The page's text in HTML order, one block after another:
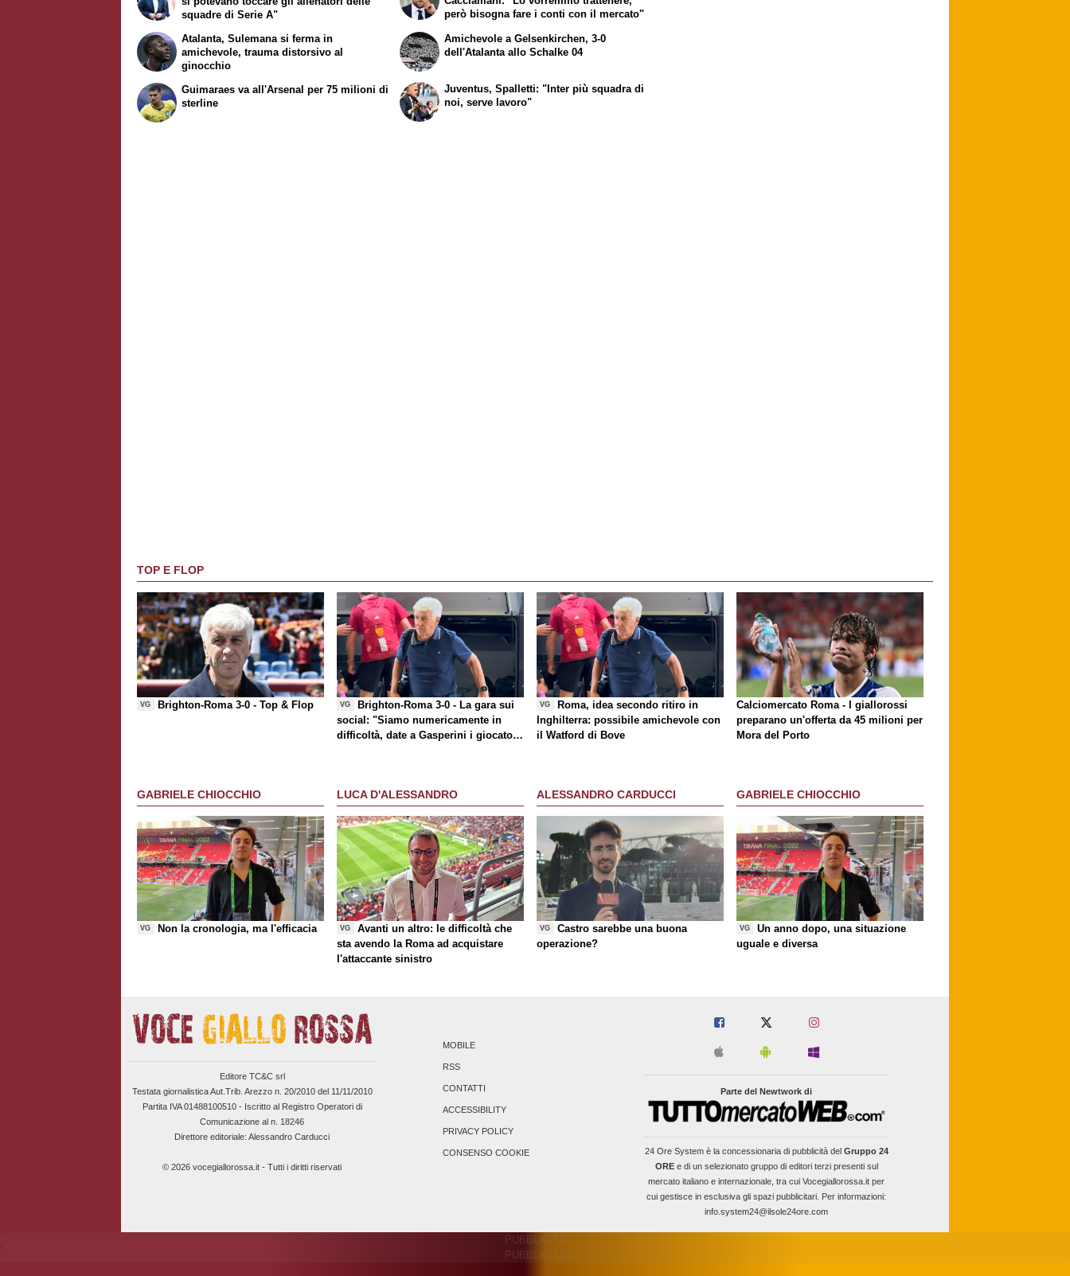
squadre di Serie A"
però bisogna fare i conti con il mercato"
Atalanta, Sulemana si ferma in
amichevole, trauma distorsivo al
ginocchio
Guimaraes va all'Arsenal per 75 milioni di
sterline
Amichevole a Gelsenkirchen, 3-0
dell'Atalanta allo Schalke 04
Juventus, Spalletti: "Inter più squadra di
noi, serve lavoro"
TOP E FLOP
VG Brighton-Roma 3-0 -Top & Flop VG
Brighton-Roma 3-0 - La gara sui
social: "Siamo numericamente in
difficoltà, date a Gasperini i giocatori
VG
Roma, idea secondo ritiro in
Inghilterra: possibile amichevole con
il Watford di Bove
Calciomercato Roma - I giallorossi
preparano un'offerta da 45 milioni per
Mora del Porto
GABRIELE CHIOCCHIO
VG Non la cronologia, ma l'efficacia
LUCA D'ALESSANDRO
VG
Avanti un altro: le difficoltà che
sta avendo la Roma ad acquistare
l'attaccante sinistro
ALESSANDRO CARDUCCI
VG
Castro sarebbe una buona
operazione?
GABRIELE CHIOCCHIO
VG
Un anno dopo, una situazione
uguale e diversa
Editore TC&C srl
Testata giornalistica Aut.Trib. Arezzo n. 20/2010 del 11/11/2010
Partita IVA 01488100510 - Iscritto al Registro Operatori di
Comunicazione al n. 18246
Direttore editoriale: Alessandro Carducci
© 2026 vocegiallorossa.it - Tutti i diritti riservati
MOBILE
RSS
CONTATTI
ACCESSIBILITY
PRIVACY POLICY
CONSENSO COOKIE
Parte del Newtwork di
24 Ore Systemè la concessionaria di pubblicità del Gruppo 24
OREe di un selezionato gruppo di editori terzi presenti sul
mercato italiano e internazionale, tra cui Vocegiallorossa.it per
cui gestisce in esclusiva gli spazi pubblicitari. Per informazioni:
info.system24@ilsole24ore.com